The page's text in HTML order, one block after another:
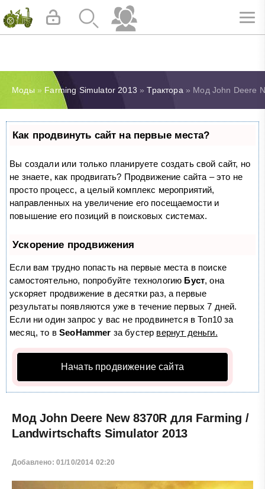
Моды » Farming Simulator 2013 »Трактора » Мод John Deere
Как продвинуть сайт на первые места?
Вы создали или только планируете создать свой сайт, но
не знаете, как продвигать? Продвижение сайта – это не
просто процесс, а целый комплекс мероприятий,
направленных на увеличение его посещаемости и
повышение его позиций в поисковых системах.
Ускорение продвижения
Если вам трудно попасть на первые места в поиске
самостоятельно, попробуйте технологию Буст, она
ускоряет продвижение в десятки раз, а первые
результаты появляются уже в течение первых 7 дней.
Если ни один запрос у вас не продвинется в Топ10 за
месяц, то вSeoHammer за бустер вернут деньги.
Начать продвижение сайта
Мод John Deere New 8370R для Farming /
Landwirtschafts Simulator 2013
Добавлено: 01/10/2014 02:20